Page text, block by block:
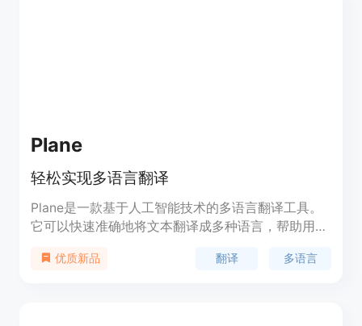
Plane
轻松实现多语言翻译
Plane是一款基于人工智能技术的多语言翻译工具。
它可以快速准确地将文本翻译成多种语言，帮助用户
确性和实时性，同时支持多种语言的互译功能。用户
优质新品 翻译 多语言